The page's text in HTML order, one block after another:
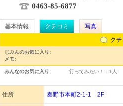
0463-85-6877
基本情報 クチコミ
写真
クチ
じぶんのお気に入り:
メモ:
みんなのお気に入り: 行ってみたい！… 1人
住所 秦野市本町2-1-1 2F